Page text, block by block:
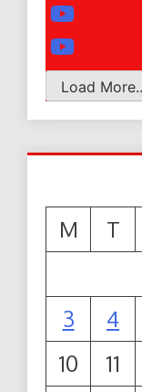
Load
M
T
3
4
10
11